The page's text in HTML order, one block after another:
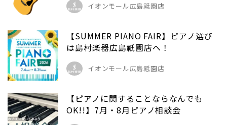
イオンモール広島祗園店
【SUMMER PIANO FAIR】ピアノ選び
は島村楽器広島祇園店へ！
イオンモール広島祗園店
【ピアノに関することならなんでも
OK!!】7月・8月ピアノ相談会